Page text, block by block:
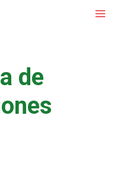
de